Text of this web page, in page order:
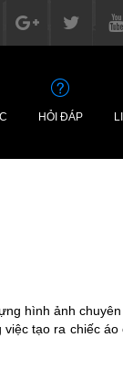
HỎI ĐÁP
hình ảnh
tạo ra chiếc